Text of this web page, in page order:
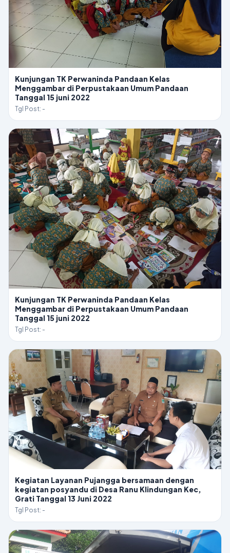
Kunjungan TK Perwaninda Pandaan Kelas
Menggambar di Perpustakaan Umum Pandaan
Tanggal 15 juni 2022
Tgl Post: -
Kunjungan TK Perwaninda Pandaan Kelas
Menggambar di Perpustakaan Umum Pandaan
Tanggal 15 juni 2022
Tgl Post: -
Kegiatan Layanan Pujangga bersamaan dengan
kegiatan posyandu di Desa Ranu Klindungan Kec,
Grati Tanggal 13 Juni 2022
Tgl Post: -